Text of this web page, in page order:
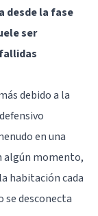
desde la fase
ser
debido a la
en una
algún momento,
habitación cada
se desconecta